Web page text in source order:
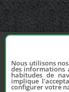
Nous utilisons
des informations
habitudes de
implique
configurer votre